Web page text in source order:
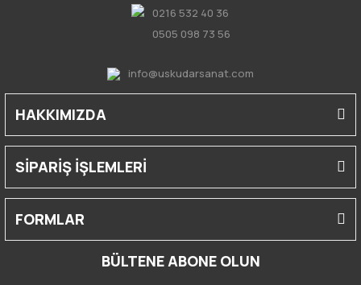
0216 532 40 36
0505 098 73 56
info@uskudarsanat.com
HAKKIMIZDA
SİPARİŞ İŞLEMLERİ
FORMLAR
BÜLTENE ABONE OLUN